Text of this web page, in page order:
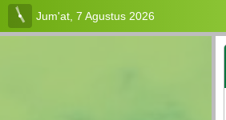
Jum'at, 7 Agustus 2026